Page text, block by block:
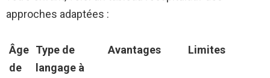
approches adaptées :
Âge
de
Type de
langage à
Avantages Limites